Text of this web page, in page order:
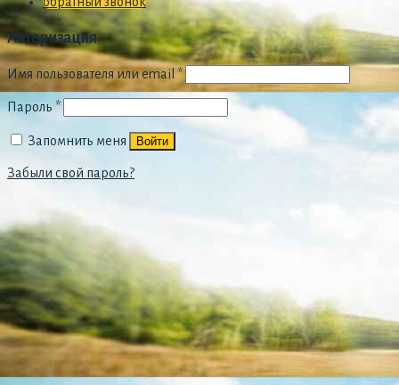
Авторизация
Имя пользователя или email *
Пароль *
Запомнить меня Войти
Забыли свой пароль?